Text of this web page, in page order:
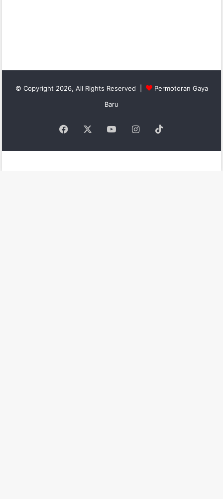
© Copyright 2026, All Rights Reserved |
Permotoran Gaya
Baru
Facebook YouTubeInstagram